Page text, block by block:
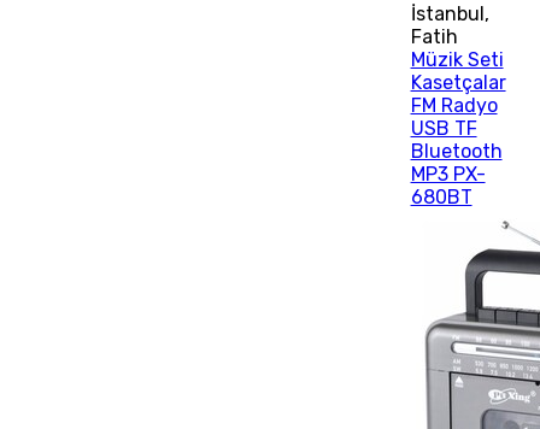
İstanbul,
Fatih
Müzik Seti
Kasetçalar
FM Radyo
USB TF
Bluetooth
MP3 PX-
680BT